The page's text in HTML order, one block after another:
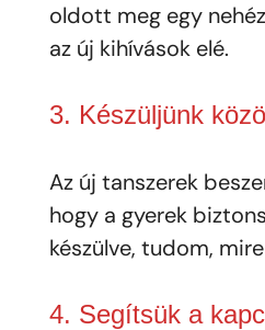
oldott meg egy
az új kihívások elé.
3. Készüljünk
Az új tanszerek
hogy a gyerek
készülve, tudom,
4. Segítsük a